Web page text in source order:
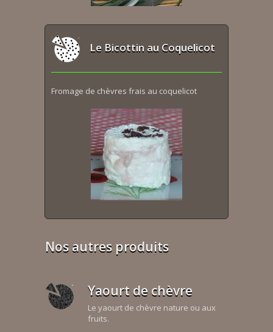
Le Bicottin au Coquelicot
Fromage de chèvres frais au coquelicot
Nos autres produits
Yaourt de chèvre
Le yaourt de chèvre nature ou aux
fruits.